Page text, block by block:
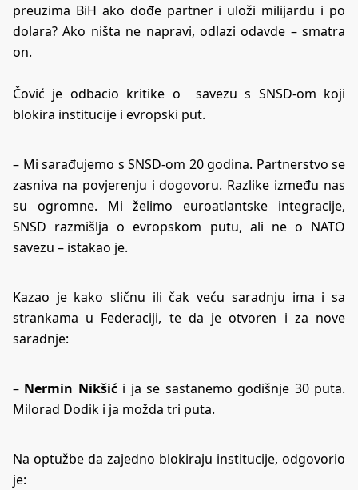
preuzima BiH ako dođe partner i uloži milijardu i po
dolara? Ako ništa ne napravi, odlazi odavde – smatra
on.
Čović je odbacio kritike o savezu s SNSD-om koji
blokira institucije i evropski put.
– Mi sarađujemo s SNSD-om 20 godina. Partnerstvo se
zasniva na povjerenju i dogovoru. Razlike između nas
su ogromne. Mi želimo euroatlantske integracije,
SNSD razmišlja o evropskom putu, ali ne o NATO
savezu – istakao je.
Kazao je kako sličnu ili čak veću saradnju ima i sa
strankama u Federaciji, te da je otvoren i za nove
saradnje:
– Nermin Nikšići ja se sastanemo godišnje 30 puta.
Milorad Dodik i ja možda tri puta.
Na optužbe da zajedno blokiraju institucije, odgovorio
je: